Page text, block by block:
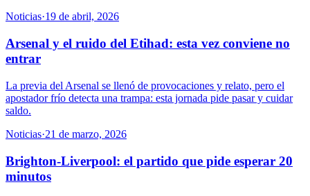
Noticias·19 de abril, 2026
Arsenal y el ruido del Etihad: esta vez conviene no
entrar
La previa del Arsenal se llenó de provocaciones y relato, pero el
apostador frío detecta una trampa: esta jornada pide pasar y cuidar
saldo.
Noticias·21 de marzo, 2026
Brighton-Liverpool: el partido que pide esperar 20
minutos